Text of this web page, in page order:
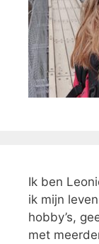
Ik ben
ik mijn
hobby’s,
met